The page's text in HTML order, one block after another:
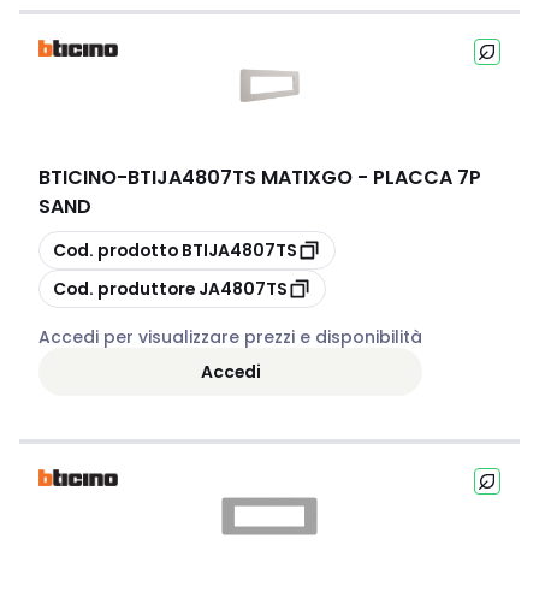
BTICINO-BTIJA4807TS MATIXGO - PLACCA 7P
SAND
copia
Cod. prodotto BTIJA4807TS
copia
Cod. produttore JA4807TS
Accedi per visualizzare prezzi e disponibilità
Accedi